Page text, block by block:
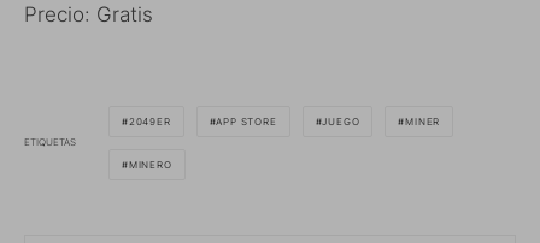
Precio: Gratis
ETIQUETAS
2049ER APP STORE JUEGO MINER
MINERO